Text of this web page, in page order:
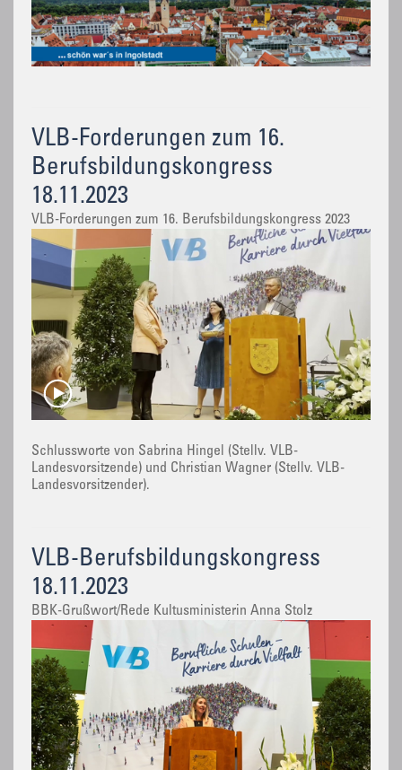
VLB-Forderungen zum 16.
Berufsbildungskongress
18.11.2023
VLB-Forderungen zum 16. Berufsbildungskongress 2023
Schlussworte von Sabrina Hingel (Stellv. VLB-
Landesvorsitzende) und Christian Wagner (Stellv. VLB-
Landesvorsitzender).
VLB-Berufsbildungskongress
18.11.2023
BBK-Grußwort/Rede Kultusministerin Anna Stolz